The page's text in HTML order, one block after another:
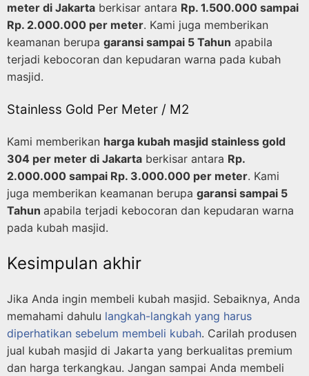
meter di Jakarta berkisar antara Rp. 1.500.000 sampai
Rp. 2.000.000 per meter. Kami juga memberikan
keamanan berupa garansi sampai 5 Tahun apabila
terjadi kebocoran dan kepudaran warna pada kubah
masjid.
Stainless Gold Per Meter / M2
Kami memberikan harga kubah masjid stainless gold
304 per meter di Jakarta berkisar antara Rp.
2.000.000 sampai Rp. 3.000.000 per meter. Kami
juga memberikan keamanan berupa garansi sampai 5
Tahun apabila terjadi kebocoran dan kepudaran warna
pada kubah masjid.
Kesimpulan akhir
Jika Anda ingin membeli kubah masjid. Sebaiknya, Anda
memahami dahulu langkah-langkah yang harus
diperhatikan sebelum membeli kubah. Carilah produsen
jual kubah masjid di Jakarta yang berkualitas premium
dan harga terkangkau. Jangan sampai Anda membeli